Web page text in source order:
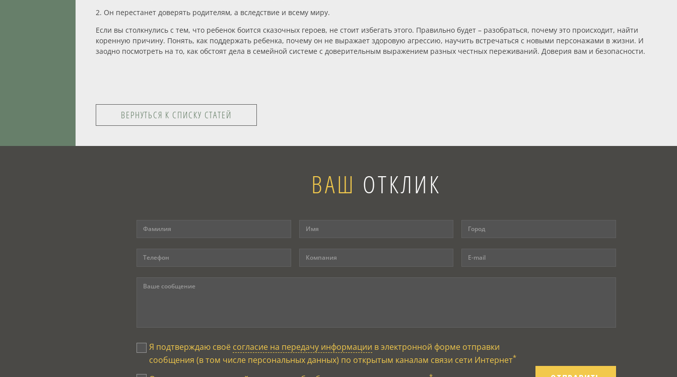
2. Он перестанет доверять родителям, а вследствие и всему миру.
Если вы столкнулись с тем, что ребенок боится сказочных героев, не стоит избегать этого. Правильно будет – разобраться, почему это происходит, найти
коренную причину. Понять, как поддержать ребенка, почему он не выражает здоровую агрессию, научить встречаться с новыми персонажами в жизни. И
заодно посмотреть на то, как обстоят дела в семейной системе с доверительным выражением разных честных переживаний. Доверия вам и безопасности.
ВЕРНУТЬСЯ К СПИСКУ СТАТЕЙ
ВАШ ОТКЛИК
Я подтверждаю своё согласие на передачу информации в электронной форме отправки
сообщения (в том числе персональных данных) по открытым каналам связи сети Интернет*